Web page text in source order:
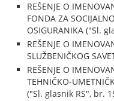
REŠENJE O
FONDA ZA
OSIGURANIKA ("Sl.
REŠENJE O
SLUŽBENIČKOG
REŠENJE O
TEHNIČKO-
("Sl. glasnik RS", br.